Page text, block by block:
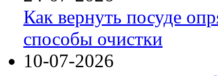
Как вернуть посуде
способы очистки
10-07-2026